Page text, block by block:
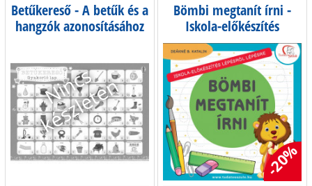
Betűkereső - A betűk és a
hangzók azonosításához
Bömbi megtanít írni -
Iskola-előkészítés
lépésről lépésre
-20%
O
d
a